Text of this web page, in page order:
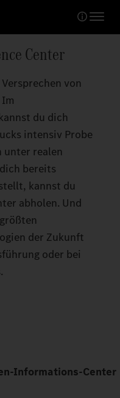
Center
von
du dich
intensiv Probe
unter realen
bereits
kannst du
abholen. Und
der Zukunft
oder bei
Informations-Center